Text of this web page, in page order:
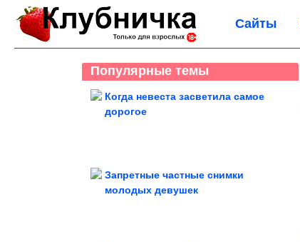
Сайты
Популярные темы
Когда невеста засветила самое
дорогое
Запретные частные снимки
молодых девушек